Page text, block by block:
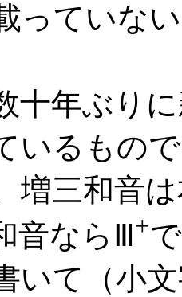
っていな
年ぶり
いるもの
増三和音
音ならⅢ+
いて（小